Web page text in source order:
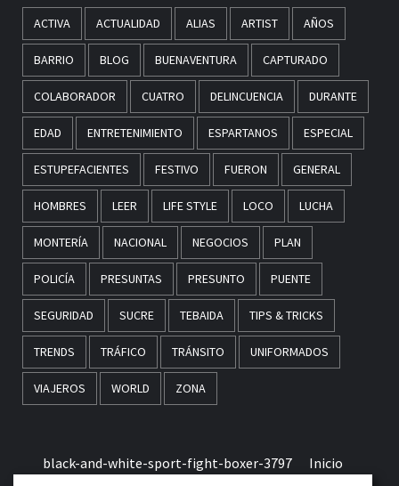
ACTIVA ACTUALIDAD ALIAS ARTIST AÑOS
BARRIO BLOG BUENAVENTURA CAPTURADO
COLABORADOR CUATRO DELINCUENCIA DURANTE
EDAD ENTRETENIMIENTO ESPARTANOS ESPECIAL
ESTUPEFACIENTES FESTIVO FUERON GENERAL
HOMBRES LEER LIFE STYLE LOCO LUCHA
MONTERÍA NACIONAL NEGOCIOS PLAN
POLICÍA PRESUNTAS PRESUNTO PUENTE
SEGURIDAD SUCRE TEBAIDA TIPS & TRICKS
TRENDS TRÁFICO TRÁNSITO UNIFORMADOS
VIAJEROS WORLD ZONA
black-and-white-sport-fight-boxer-3797 Inicio